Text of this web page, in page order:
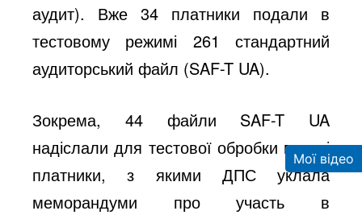
аудит). Вже 34 платники подали в
тестовому режимі 261 стандартний
аудиторський файл (SAF-T UA).
Зокрема, 44 файли SAF-T UA
надіслали для тестової обробки великі
платники, з якими ДПС уклала
меморандуми про участь в
Мої відео